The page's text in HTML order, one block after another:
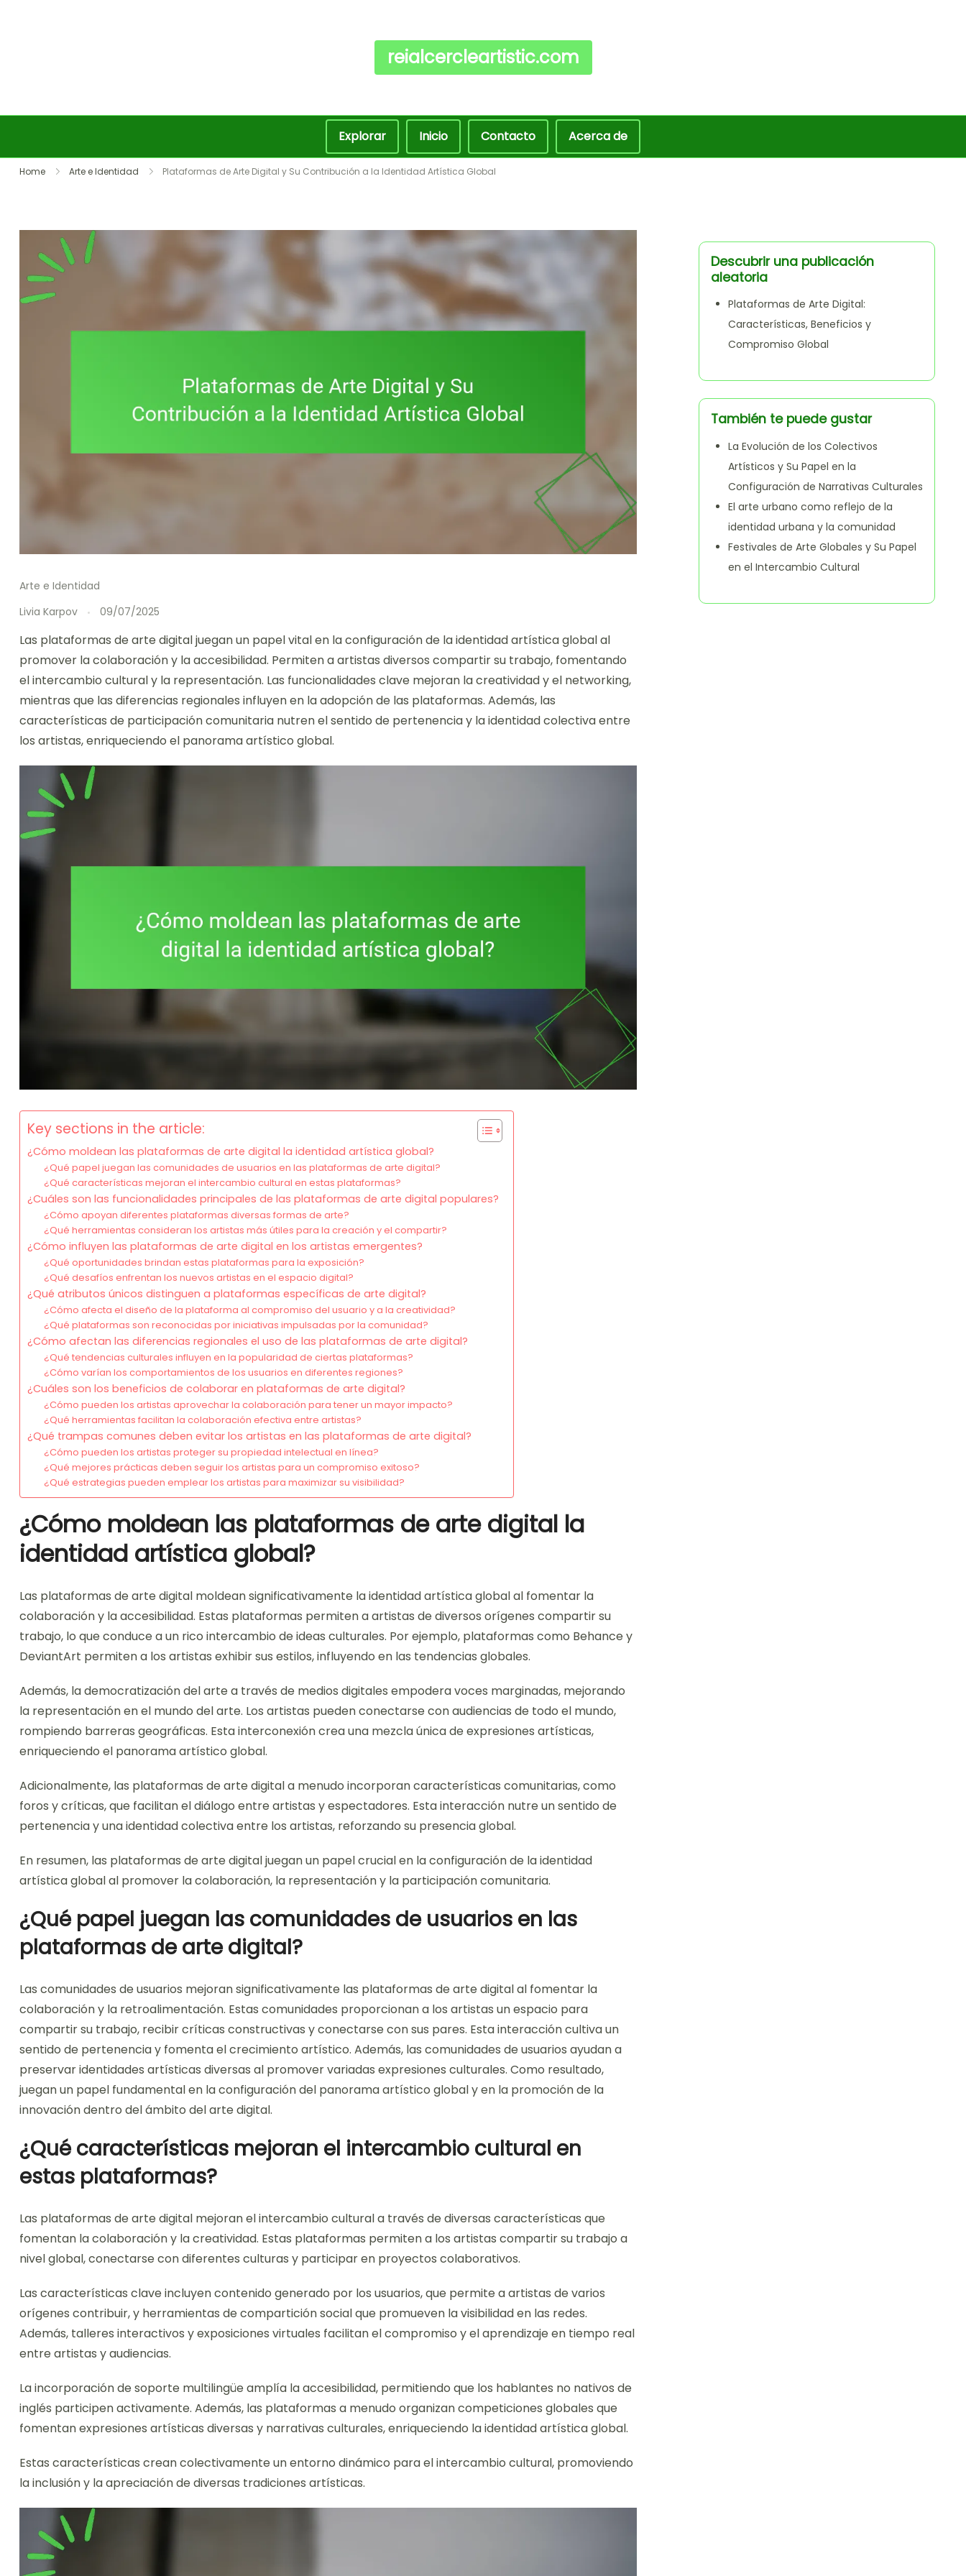
reialcercleartistic.com
Explorar Inicio Contacto
Acerca de
Skip to content
Home Arte e Identidad Plataformas de Arte Digital y Su Contribución a la Identidad Artística Global
Arte e Identidad
Livia Karpov
09/07/2025
Las plataformas de arte digital juegan un papel vital en la configuración de la identidad artística global al
promover la colaboración y la accesibilidad. Permiten a artistas diversos compartir su trabajo, fomentando
el intercambio cultural y la representación. Las funcionalidades clave mejoran la creatividad y el networking,
mientras que las diferencias regionales influyen en la adopción de las plataformas. Además, las
características de participación comunitaria nutren el sentido de pertenencia y la identidad colectiva entre
los artistas, enriqueciendo el panorama artístico global.
Key sections in the article:
¿Cómo moldean las plataformas de arte digital la identidad artística global?
¿Qué papel juegan las comunidades de usuarios en las plataformas de arte digital?
¿Qué características mejoran el intercambio cultural en estas plataformas?
¿Cuáles son las funcionalidades principales de las plataformas de arte digital populares?
¿Cómo apoyan diferentes plataformas diversas formas de arte?
¿Qué herramientas consideran los artistas más útiles para la creación y el compartir?
¿Cómo influyen las plataformas de arte digital en los artistas emergentes?
¿Qué oportunidades brindan estas plataformas para la exposición?
¿Qué desafíos enfrentan los nuevos artistas en el espacio digital?
¿Qué atributos únicos distinguen a plataformas específicas de arte digital?
¿Cómo afecta el diseño de la plataforma al compromiso del usuario y a la creatividad?
¿Qué plataformas son reconocidas por iniciativas impulsadas por la comunidad?
¿Cómo afectan las diferencias regionales el uso de las plataformas de arte digital?
¿Qué tendencias culturales influyen en la popularidad de ciertas plataformas?
¿Cómo varían los comportamientos de los usuarios en diferentes regiones?
¿Cuáles son los beneficios de colaborar en plataformas de arte digital?
¿Cómo pueden los artistas aprovechar la colaboración para tener un mayor impacto?
¿Qué herramientas facilitan la colaboración efectiva entre artistas?
¿Qué trampas comunes deben evitar los artistas en las plataformas de arte digital?
¿Cómo pueden los artistas proteger su propiedad intelectual en línea?
¿Qué mejores prácticas deben seguir los artistas para un compromiso exitoso?
¿Qué estrategias pueden emplear los artistas para maximizar su visibilidad?
¿Cómo moldean las plataformas de arte digital la
identidad artística global?
Las plataformas de arte digital moldean significativamente la identidad artística global al fomentar la
colaboración y la accesibilidad. Estas plataformas permiten a artistas de diversos orígenes compartir su
trabajo, lo que conduce a un rico intercambio de ideas culturales. Por ejemplo, plataformas como Behance y
DeviantArt permiten a los artistas exhibir sus estilos, influyendo en las tendencias globales.
Además, la democratización del arte a través de medios digitales empodera voces marginadas, mejorando
la representación en el mundo del arte. Los artistas pueden conectarse con audiencias de todo el mundo,
rompiendo barreras geográficas. Esta interconexión crea una mezcla única de expresiones artísticas,
enriqueciendo el panorama artístico global.
Adicionalmente, las plataformas de arte digital a menudo incorporan características comunitarias, como
foros y críticas, que facilitan el diálogo entre artistas y espectadores. Esta interacción nutre un sentido de
pertenencia y una identidad colectiva entre los artistas, reforzando su presencia global.
En resumen, las plataformas de arte digital juegan un papel crucial en la configuración de la identidad
artística global al promover la colaboración, la representación y la participación comunitaria.
¿Qué papel juegan las comunidades de usuarios en las
plataformas de arte digital?
Las comunidades de usuarios mejoran significativamente las plataformas de arte digital al fomentar la
colaboración y la retroalimentación. Estas comunidades proporcionan a los artistas un espacio para
compartir su trabajo, recibir críticas constructivas y conectarse con sus pares. Esta interacción cultiva un
sentido de pertenencia y fomenta el crecimiento artístico. Además, las comunidades de usuarios ayudan a
preservar identidades artísticas diversas al promover variadas expresiones culturales. Como resultado,
juegan un papel fundamental en la configuración del panorama artístico global y en la promoción de la
innovación dentro del ámbito del arte digital.
¿Qué características mejoran el intercambio cultural en
estas plataformas?
Las plataformas de arte digital mejoran el intercambio cultural a través de diversas características que
fomentan la colaboración y la creatividad. Estas plataformas permiten a los artistas compartir su trabajo a
nivel global, conectarse con diferentes culturas y participar en proyectos colaborativos.
Las características clave incluyen contenido generado por los usuarios, que permite a artistas de varios
orígenes contribuir, y herramientas de compartición social que promueven la visibilidad en las redes.
Además, talleres interactivos y exposiciones virtuales facilitan el compromiso y el aprendizaje en tiempo real
entre artistas y audiencias.
La incorporación de soporte multilingüe amplía la accesibilidad, permitiendo que los hablantes no nativos de
inglés participen activamente. Además, las plataformas a menudo organizan competiciones globales que
fomentan expresiones artísticas diversas y narrativas culturales, enriqueciendo la identidad artística global.
Estas características crean colectivamente un entorno dinámico para el intercambio cultural, promoviendo
la inclusión y la apreciación de diversas tradiciones artísticas.
Descubrir una publicación
aleatoria
Plataformas de Arte Digital:
Características, Beneficios y
Compromiso Global
También te puede gustar
La Evolución de los Colectivos
Artísticos y Su Papel en la
Configuración de Narrativas Culturales
El arte urbano como reflejo de la
identidad urbana y la comunidad
Festivales de Arte Globales y Su Papel
en el Intercambio Cultural